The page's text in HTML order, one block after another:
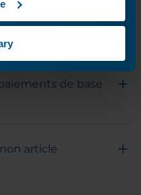
de base
article